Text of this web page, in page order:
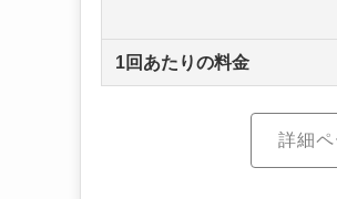
1回あたりの料金
詳細